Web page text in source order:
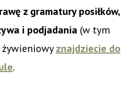
z gramatury posiłków,
i podjadania (w tym
żywieniowyznajdziecie do
.